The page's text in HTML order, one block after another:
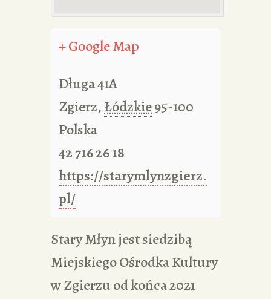
+ Google Map
Długa 41A
Zgierz,Łódzkie95-100
Polska
42 716 26 18
https://starymlynzgierz.
pl/
Stary Młyn jest siedzibą
Miejskiego Ośrodka Kultury
w Zgierzu od końca 2021